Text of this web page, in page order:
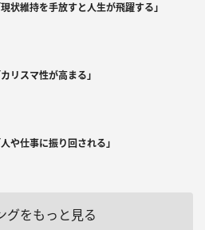
状維持を手放すと人生が飛躍する」
リスマ性が高まる」
や仕事に振り回される」
グをもっと見る